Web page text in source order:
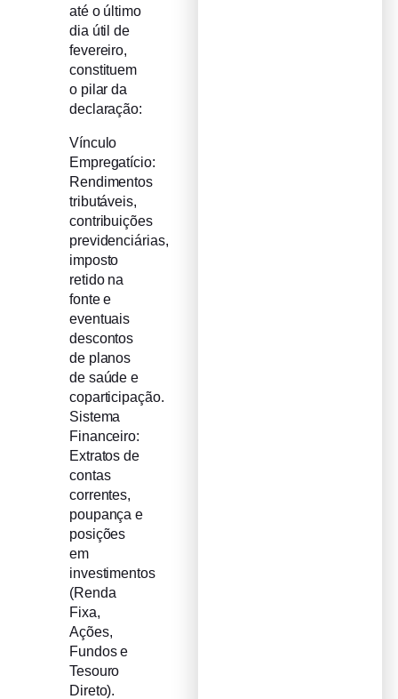
até o último
dia útil de
fevereiro,
constituem
o pilar da
declaração:
Vínculo
Empregatício:
Rendimentos
tributáveis,
contribuições
previdenciárias,
imposto
retido na
fonte e
eventuais
descontos
de planos
de saúde e
coparticipação.
Sistema
Financeiro:
Extratos de
contas
correntes,
poupança e
posições
em
investimentos
(Renda
Fixa,
Ações,
Fundos e
Tesouro
Direto).